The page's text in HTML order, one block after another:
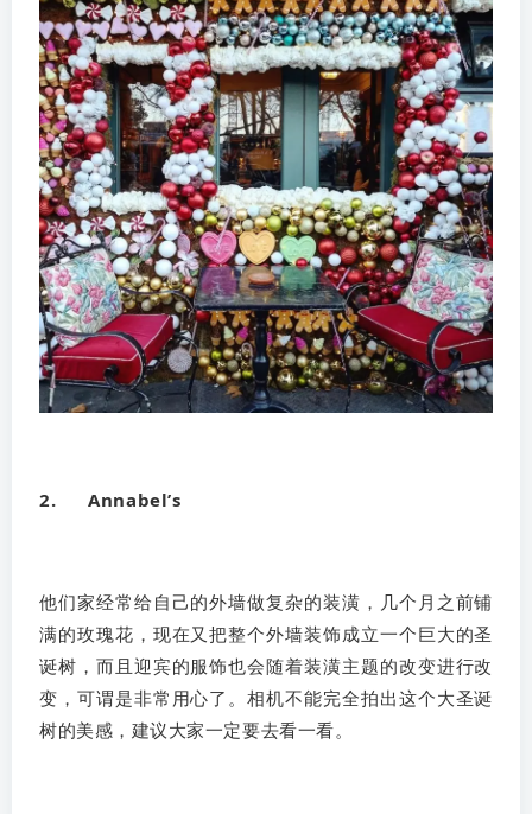
2. Annabel’s
他们家经常给自己的外墙做复杂的装潢，几个月之前铺
满的玫瑰花，现在又把整个外墙装饰成立一个巨大的圣
诞树，而且迎宾的服饰也会随着装潢主题的改变进行改
变，可谓是非常用心了。相机不能完全拍出这个大圣诞
树的美感，建议大家一定要去看一看。